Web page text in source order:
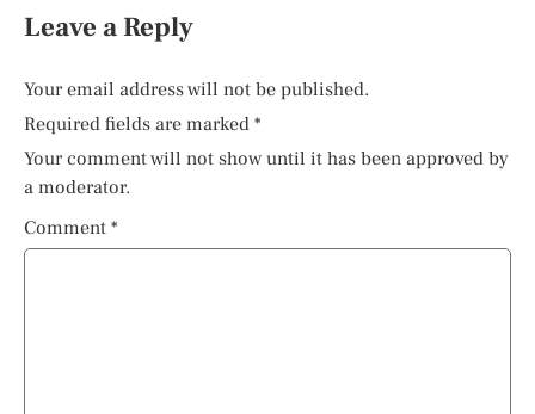
Leave a Reply
Your email address will not be published.
Required fields are marked *
Your comment will not show until it has been approved by
a moderator.
Comment *